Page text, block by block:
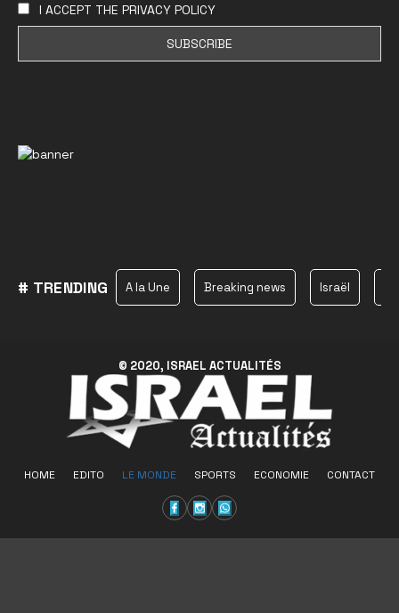
I ACCEPT THE PRIVACY POLICY
# TRENDING A la Une Breaking news Israël
© 2020, ISRAEL ACTUALITÉS
HOME EDITO LE MONDE SPORTS ECONOMIE CONTACT